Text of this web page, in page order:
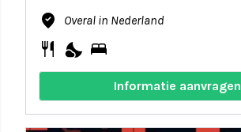
where_to_vote
Overal in Nederland
restaurant nights_stay bed
Informatie aanvragen